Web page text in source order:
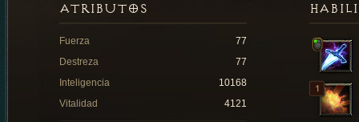
ATRIBUTOS
Fuerza
77
Destreza
77
Inteligencia
10168
Vitalidad
4121